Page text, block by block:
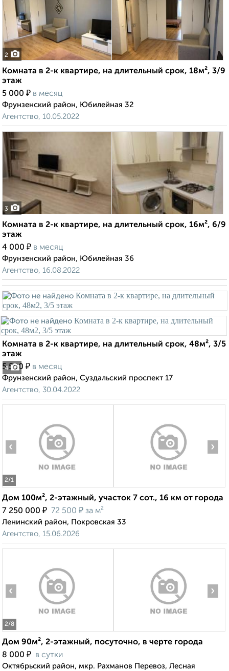
2
Комната в 2-к квартире, на длительный срок, 18м², 3/9
этаж
5 000 ₽ в месяц
Фрунзенский район, Юбилейная 32
Агентство, 10.05.2022
3
Комната в 2-к квартире, на длительный срок, 16м², 6/9
этаж
4 000 ₽ в месяц
Фрунзенский район, Юбилейная 36
Агентство, 16.08.2022
4
Комната в 2-к квартире, на длительный срок, 48м², 3/5
этаж
5 500 ₽ в месяц
Фрунзенский район, Суздальский проспект 17
Агентство, 30.04.2022
2/1
‹ ›
Дом 100м², 2-этажный, участок 7 сот., 16 км от города
7 250 000 ₽ 72 500 ₽ за м²
Ленинский район, Покровская 33
Агентство, 15.06.2026
2/8
‹ ›
Дом 90м², 2-этажный, посуточно, в черте города
8 000 ₽ в сутки
Октябрьский район, мкр. Рахманов Перевоз, Лесная